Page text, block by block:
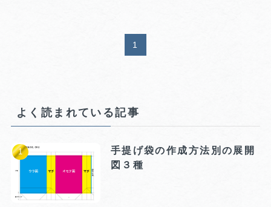
1
よく読まれている記事
手提げ袋の作成方法別の展開
図３種